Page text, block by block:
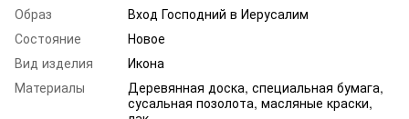
Образ
Вход Господний в Иерусалим
Состояние
Новое
Вид изделия
Икона
Материалы
Деревянная доска, специальная бумага,
сусальная позолота, масляные краски,